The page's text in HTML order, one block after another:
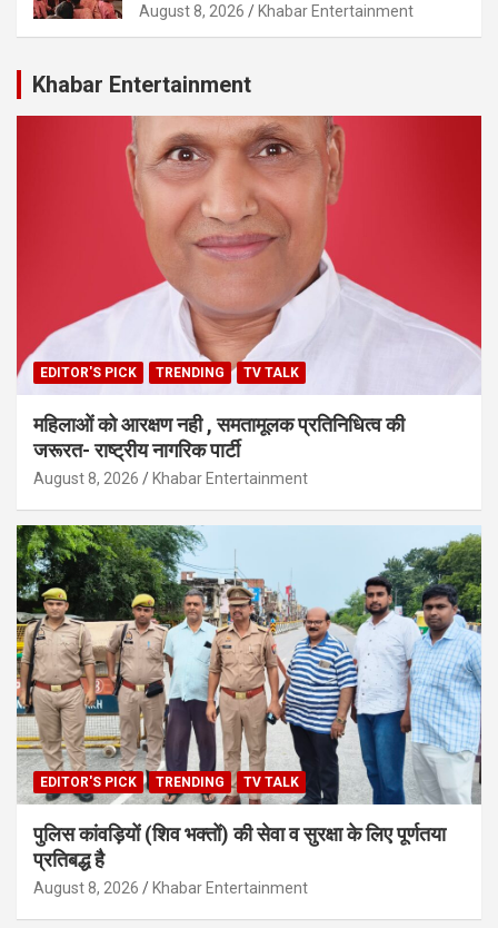
August 8, 2026 Khabar Entertainment
Khabar Entertainment
EDITOR'S PICK TRENDING TV TALK
महिलाओं को आरक्षण नही , समतामूलक प्रतिनिधित्व की
जरूरत- राष्ट्रीय नागरिक पार्टी
August 8, 2026 Khabar Entertainment
EDITOR'S PICK TRENDING TV TALK
पुलिस कांवड़ियों (शिव भक्तों) की सेवा व सुरक्षा के लिए पूर्णतया
प्रतिबद्ध है
August 8, 2026 Khabar Entertainment